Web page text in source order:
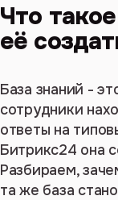
Что
её
База знаний -
сотрудники
ответы на
Битрикс24 она
Разбираем,
та же база